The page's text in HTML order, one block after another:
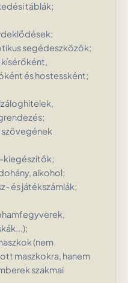
táblák;
segédeszközök;
kísérőként,
és hostessként;
szövegének
kiegészítők;
alkohol;
és játékszámlák;
(nem
maszkokra, hanem
szakmai